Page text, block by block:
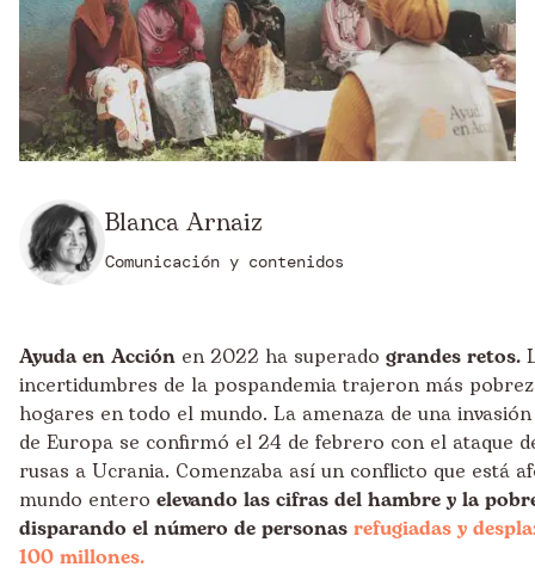
Blanca Arnaiz
Comunicación y contenidos
Ayuda en Acción en 2022 ha superado grandes retos.
incertidumbres de la pospandemia trajeron más
hogares en todo el mundo. La amenaza de una
de Europa se confirmó el 24 de febrero con el ataque
rusas a Ucrania. Comenzaba así un conflicto que está
mundo entero elevando las cifras del hambre y la
disparando el número de personas refugiadas y
100 millones.